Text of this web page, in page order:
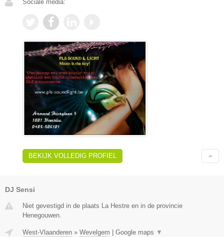
Sociale media:
BEKIJK VOLLEDIG PROFIEL
DJ Sensi
Niet gevestigd in de plaats La Hestre en in de provincie
Henegouwen.
West-Vlaanderen » Wevelgem Google maps ▼